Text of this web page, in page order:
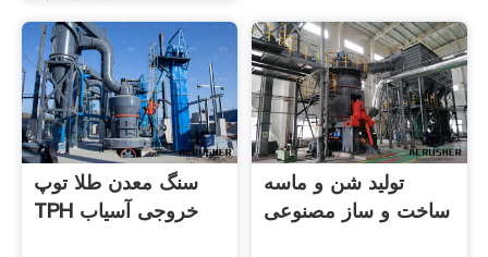
سنگ معدن طلا توپ
TPH خروجی آسیاب
تولید شن و ماسه
ساخت و ساز مصنوعی